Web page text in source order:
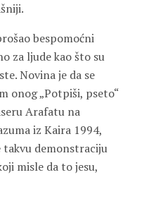
bespomoćni
za ljude kao što su
Novina je da se
onog „Potpiši, pseto“
Arafatu na
iz Kaira 1994,
takvu demonstraciju
misle da to jesu,